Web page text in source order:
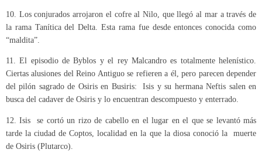
10. Los conjurados arrojaron el cofre al Nilo, que llegó al mar a través de
la rama Tanítica del Delta. Esta rama fue desde entonces conocida como
“maldita”.
11. El episodio de Byblos y el rey Malcandro es totalmente helenístico.
Ciertas alusiones del Reino Antiguo se refieren a él, pero parecen depender
del pilón sagrado de Osiris en Busiris: Isis y su hermana Neftis salen en
busca del cadaver de Osiris y lo encuentran descompuesto y enterrado.
12. Isis se cortó un rizo de cabello en el lugar en el que se levantó más
tarde la ciudad de Coptos, localidad en la que la diosa conoció la muerte
de Osiris (Plutarco).